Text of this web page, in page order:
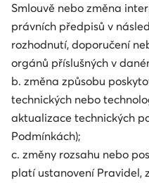
Smlouvě nebo změna
právních předpisů v
rozhodnutí, doporučení
orgánů příslušných v
b. změna způsobu
technických nebo
aktualizace technických
Podmínkách);
c. změny rozsahu nebo
platí ustanovení Pravidel,